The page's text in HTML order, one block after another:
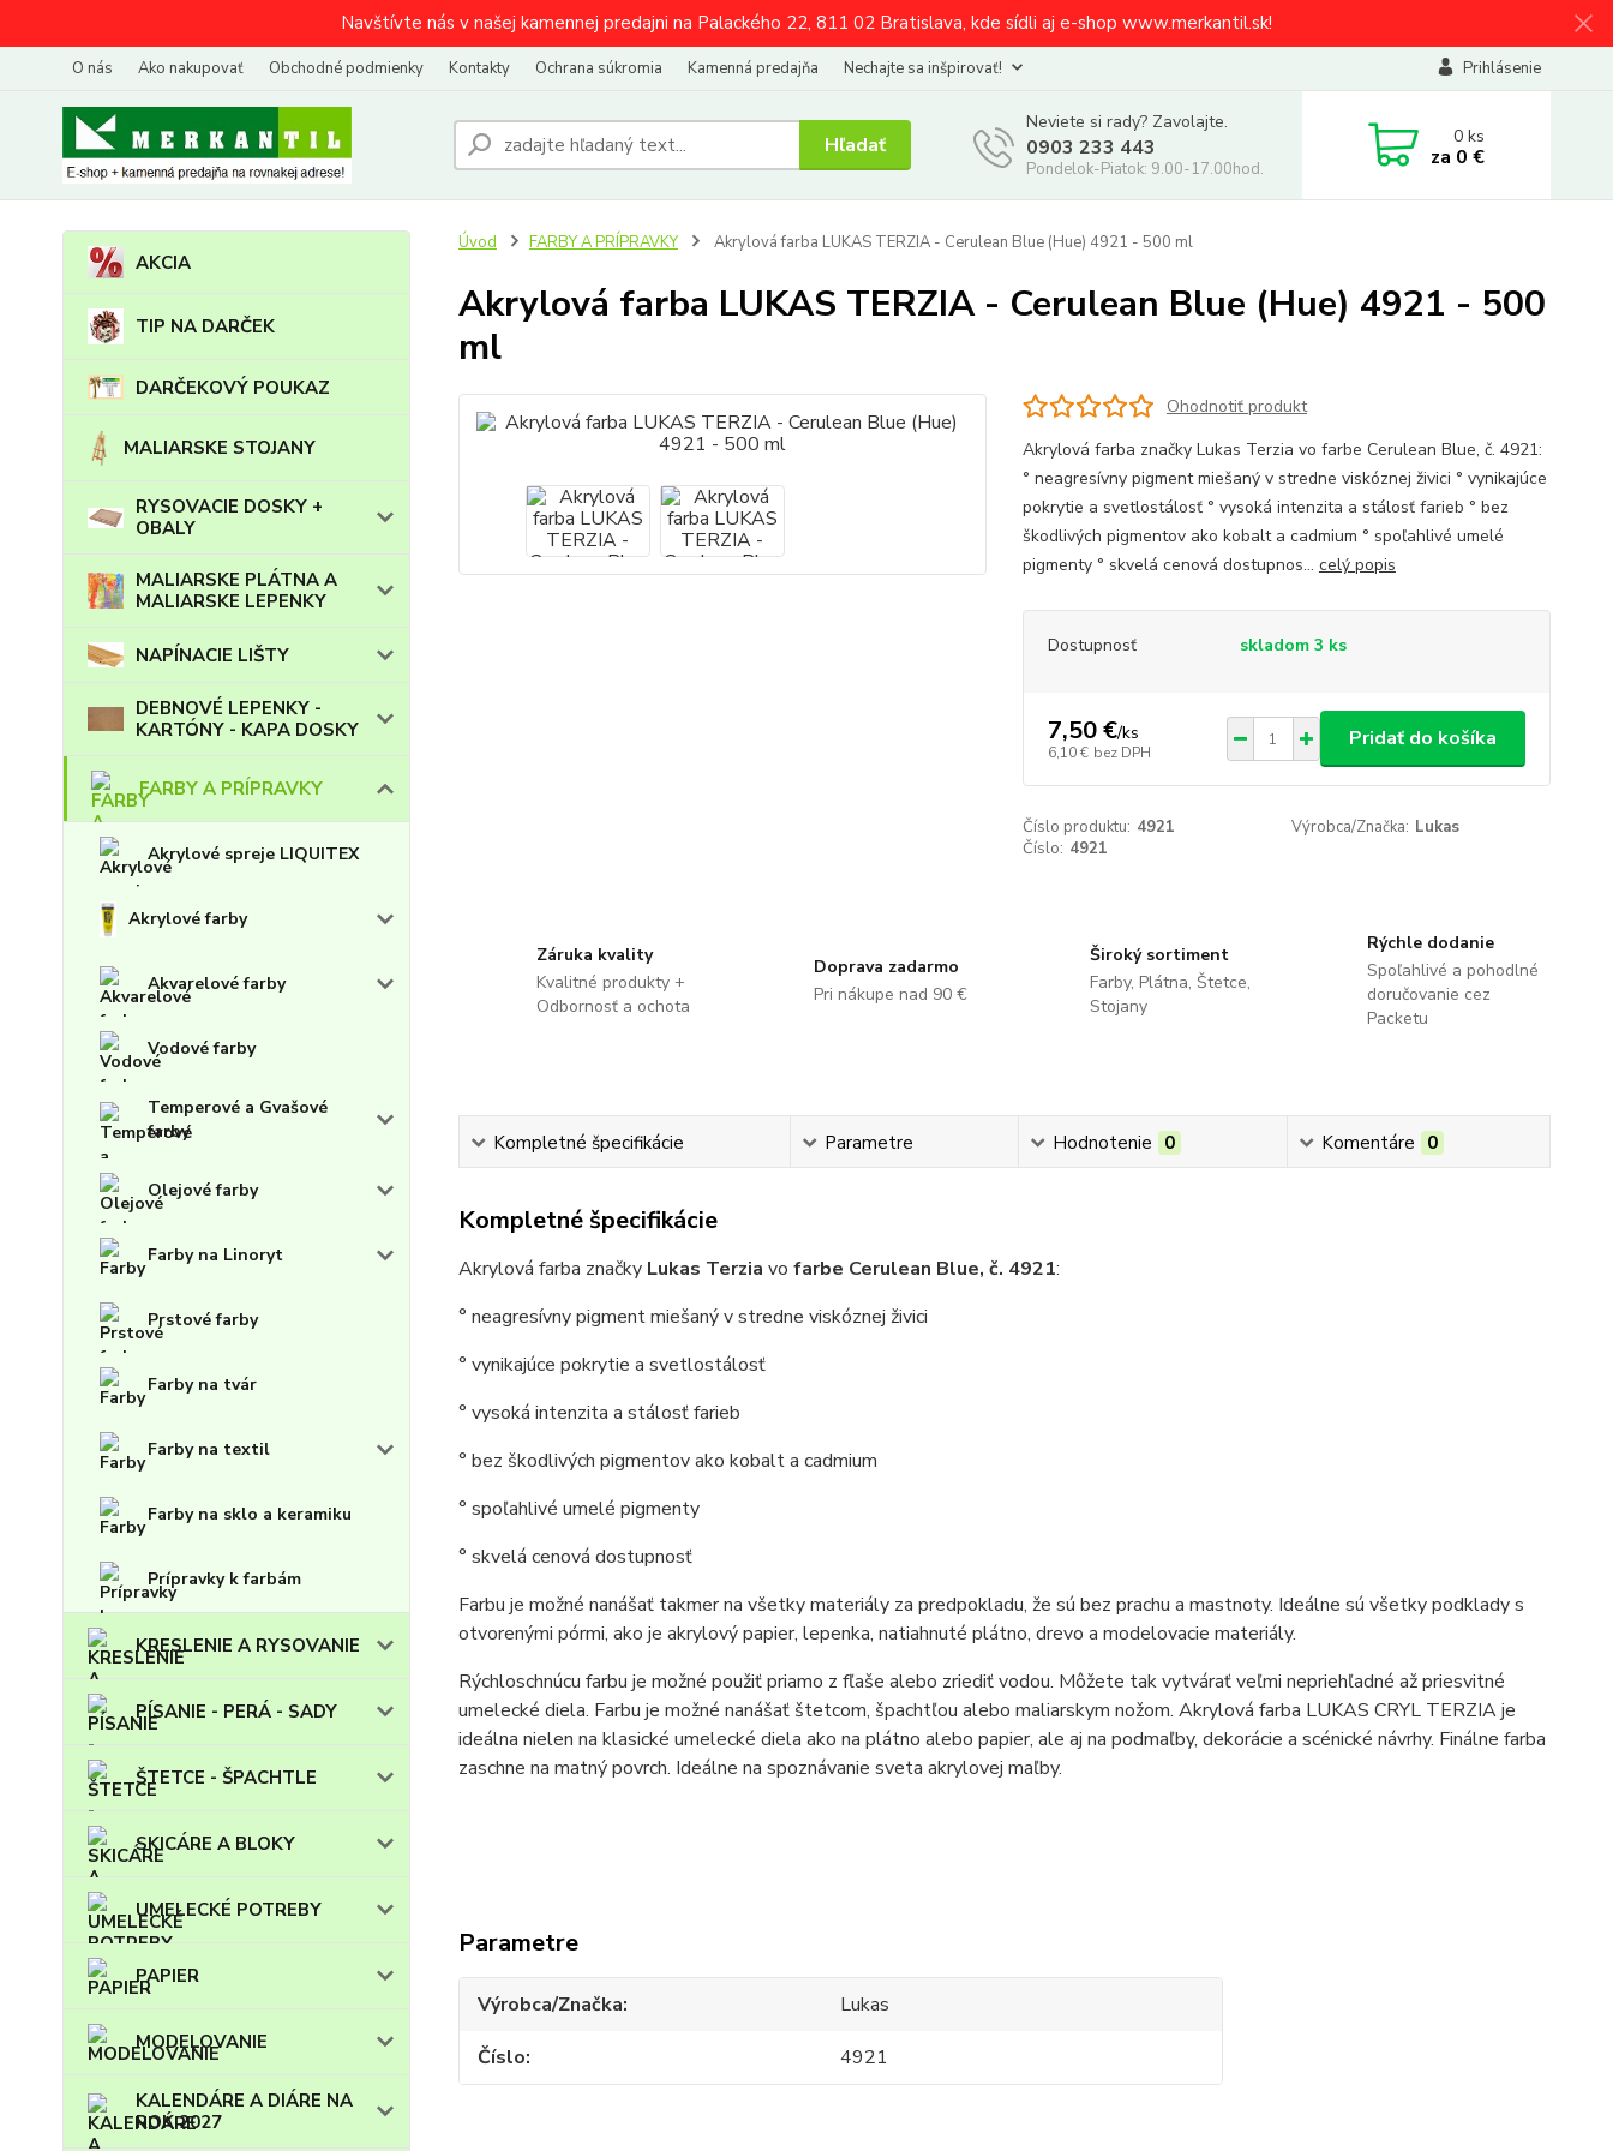
Navštívte nás v našej kamennej predajni na Palackého 22, 811 02 Bratislava, kde sídli aj e-shop www.merkantil.sk!
O nás Ako nakupovať Obchodné podmienky Kontakty Ochrana súkromia Kamenná predajňa Nechajte sa inšpirovať! Prihlásenie
Hľadať
Neviete si rady? Zavolajte.
0903 233 443
Pondelok-Piatok: 9.00-17.00hod.
0ks
za 0 €
AKCIA
TIP NA DARČEK
DARČEKOVÝ POUKAZ
MALIARSKE STOJANY
RYSOVACIE DOSKY +
OBALY
MALIARSKE PLÁTNA A
MALIARSKE LEPENKY
NAPÍNACIE LIŠTY
DEBNOVÉ LEPENKY -
KARTÓNY - KAPA DOSKY
FARBY A PRÍPRAVKY
Akrylové spreje LIQUITEX
Akrylové farby
Akvarelové farby
Vodové farby
Temperové a Gvašové
farby
Olejové farby
Farby na Linoryt
Prstové farby
Farby na tvár
Farby na textil
Farby na sklo a keramiku
Prípravky k farbám
KRESLENIE A RYSOVANIE
PÍSANIE - PERÁ - SADY
ŠTETCE - ŠPACHTLE
SKICÁRE A BLOKY
UMELECKÉ POTREBY
PAPIER
MODELOVANIE
KALENDÁRE A DIÁRE NA
ROK 2027
Úvod FARBY A PRÍPRAVKY Akrylová farba LUKAS TERZIA - Cerulean Blue (Hue) 4921 - 500 ml
Akrylová farba LUKAS TERZIA - Cerulean Blue (Hue) 4921 - 500
ml
Ohodnotiť produkt
Akrylová farba značky Lukas Terzia vo farbe Cerulean Blue, č. 4921:
° neagresívny pigment miešaný v stredne viskóznej živici ° vynikajúce
pokrytie a svetlostálosť ° vysoká intenzita a stálosť farieb ° bez
škodlivých pigmentov ako kobalt a cadmium ° spoľahlivé umelé
pigmenty ° skvelá cenová dostupnos... celý popis
Dostupnosť skladom 3 ks
7,50 €/ks
6,10 € bez DPH
Pridať do košíka
Číslo produktu: 4921 Výrobca/Značka: Lukas
Číslo: 4921
Záruka kvality
Kvalitné produkty +
Odbornosť a ochota
Doprava zadarmo
Pri nákupe nad 90 €
Široký sortiment
Farby, Plátna, Štetce,
Stojany
Rýchle dodanie
Spoľahlivé a pohodlné
doručovanie cez
Packetu
Kompletné špecifikácie Parametre Hodnotenie 0 Komentáre 0
Kompletné špecifikácie
Akrylová farba značky Lukas Terzia vo farbe Cerulean Blue, č. 4921:
° neagresívny pigment miešaný v stredne viskóznej živici
° vynikajúce pokrytie a svetlostálosť
° vysoká intenzita a stálosť farieb
° bez škodlivých pigmentov ako kobalt a cadmium
° spoľahlivé umelé pigmenty
° skvelá cenová dostupnosť
Farbu je možné nanášať takmer na všetky materiály za predpokladu, že sú bez prachu a mastnoty. Ideálne sú všetky podklady s
otvorenými pórmi, ako je akrylový papier, lepenka, natiahnuté plátno, drevo a modelovacie materiály.
Rýchloschnúcu farbu je možné použiť priamo z fľaše alebo zriediť vodou. Môžete tak vytvárať veľmi nepriehľadné až priesvitné
umelecké diela. Farbu je možné nanášať štetcom, špachtľou alebo maliarskym nožom. Akrylová farba LUKAS CRYL TERZIA je
ideálna nielen na klasické umelecké diela ako na plátno alebo papier, ale aj na podmaľby, dekorácie a scénické návrhy. Finálne farba
zaschne na matný povrch. Ideálne na spoznávanie sveta akrylovej maľby.
Parametre
Výrobca/Značka
Lukas
Číslo
4921